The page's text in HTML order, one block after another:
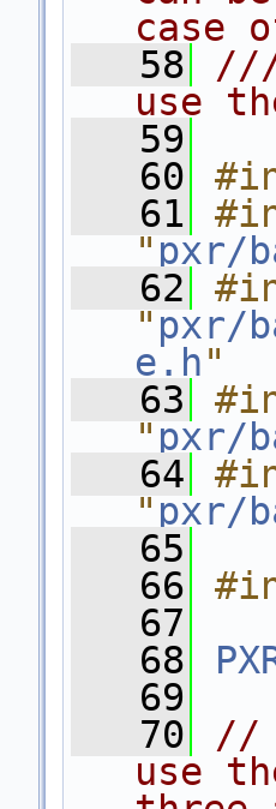
case
   58
///
use
   59
   60
   61
" pxr/
   62
" pxr/
e.h"
   63
" pxr/
   64
" pxr/
   65
   66
   67
   68
   69
   70
//
use